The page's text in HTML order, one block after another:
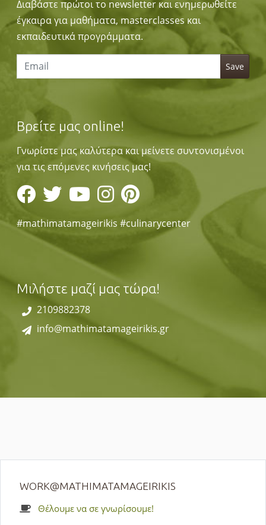
Διαβάστε πρώτοι το newsletter και ενημερωθείτε
έγκαιρα για μαθήματα, masterclasses και
εκπαιδευτικά προγράμματα.
Βρείτε μας online!
Γνωρίστε μας καλύτερα και μείνετε συντονισμένοι
για τις επόμενες κινήσεις μας!
#mathimatamageirikis #culinarycenter
Μιλήστε μαζί μας τώρα!
2109882378
info@mathimatamageirikis.gr
WORK@MATHIMATAMAGEIRIKIS
Θέλουμε να σε γνωρίσουμε!